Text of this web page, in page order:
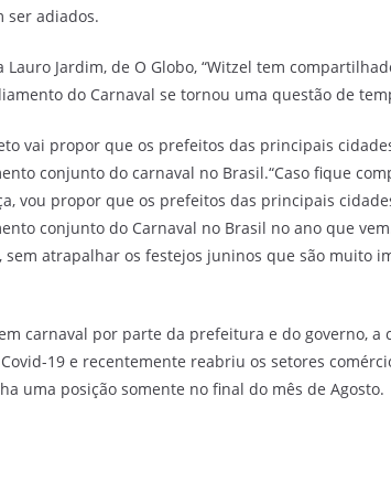
ser adiados.
Jardim, de O Globo, “Witzel tem
do Carnaval se tornou uma questão de
vai propor que os prefeitos das principais
conjunto do carnaval no Brasil.“Caso fique
vou propor que os prefeitos das principais
conjunto do Carnaval no Brasil no ano que
atrapalhar os festejos juninos que são muito
carnaval por parte da prefeitura e do governo, a
19 e recentemente reabriu os setores
uma posição somente no final do mês de Agosto.